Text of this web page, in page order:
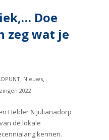
Doe
zeg wat je
, Nieuws,
2022
Helder & Julianadorp
de lokale
kennen.